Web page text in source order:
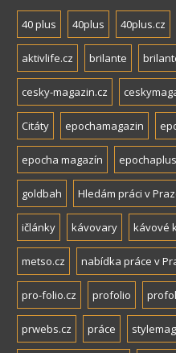
40 plus 40plus 40plus.cz
aktivlife.cz brilante
cesky-magazin.cz
Citáty epochamagazin
epocha magazín epochaplus
goldbah Hledám práci v
ičlánky kávovary kávové
metso.cz nabídka práce v
pro-folio.cz profolio
prwebs.cz práce stylemag